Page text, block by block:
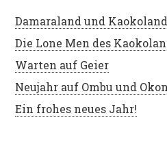
Damaraland und
Die Lone Men des
Warten auf Geier
Neujahr auf Ombu und
Ein frohes neues Jahr!